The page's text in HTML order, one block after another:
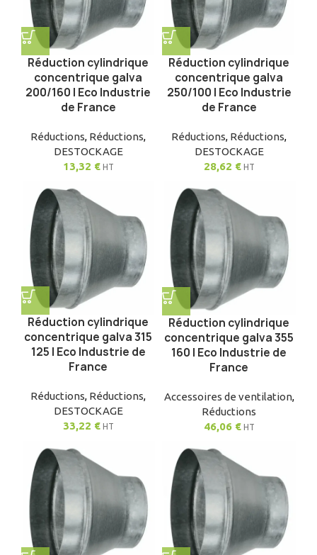
Réduction cylindrique
concentrique galva
200/160 | Eco Industrie
de France
Réductions, Réductions,
DESTOCKAGE
13,32 € HT
Réduction cylindrique
concentrique galva
250/100 | Eco Industrie
de France
Réductions, Réductions,
DESTOCKAGE
28,62 € HT
Réduction cylindrique
concentrique galva 315
125 | Eco Industrie de
France
Réductions, Réductions,
DESTOCKAGE
33,22 € HT
Réduction cylindrique
concentrique galva 355
160 | Eco Industrie de
France
Accessoires de ventilation,
Réductions
46,06 € HT